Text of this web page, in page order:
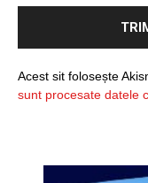
Acest sit folosește
sunt procesate datele